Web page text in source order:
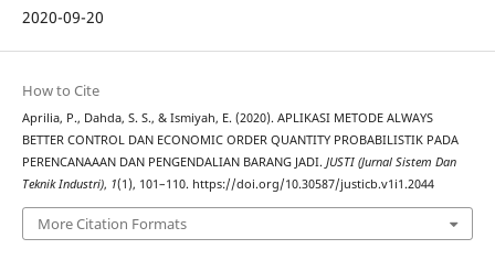
2020-09-20
How to Cite
Aprilia, P., Dahda, S. S., & Ismiyah, E. (2020). APLIKASI METODE ALWAYS
BETTER CONTROL DAN ECONOMIC ORDER QUANTITY PROBABILISTIK PADA
PERENCANAAAN DAN PENGENDALIAN BARANG JADI. JUSTI (Jurnal Sistem Dan
Teknik Industri), 1(1), 101–110. https://doi.org/10.30587/justicb.v1i1.2044
More Citation Formats